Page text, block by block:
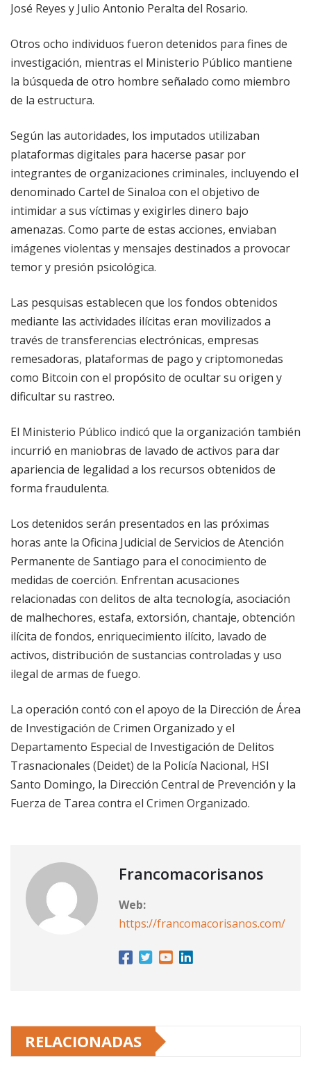
José Reyes y Julio Antonio Peralta del Rosario.
Otros ocho individuos fueron detenidos para fines de
investigación, mientras el Ministerio Público mantiene
la búsqueda de otro hombre señalado como miembro
de la estructura.
Según las autoridades, los imputados utilizaban
plataformas digitales para hacerse pasar por
integrantes de organizaciones criminales, incluyendo el
denominado Cartel de Sinaloa con el objetivo de
intimidar a sus víctimas y exigirles dinero bajo
amenazas. Como parte de estas acciones, enviaban
imágenes violentas y mensajes destinados a provocar
temor y presión psicológica.
Las pesquisas establecen que los fondos obtenidos
mediante las actividades ilícitas eran movilizados a
través de transferencias electrónicas, empresas
remesadoras, plataformas de pago y criptomonedas
como Bitcoin con el propósito de ocultar su origen y
dificultar su rastreo.
El Ministerio Público indicó que la organización también
incurrió en maniobras de lavado de activos para dar
apariencia de legalidad a los recursos obtenidos de
forma fraudulenta.
Los detenidos serán presentados en las próximas
horas ante la Oficina Judicial de Servicios de Atención
Permanente de Santiago para el conocimiento de
medidas de coerción. Enfrentan acusaciones
relacionadas con delitos de alta tecnología, asociación
de malhechores, estafa, extorsión, chantaje, obtención
ilícita de fondos, enriquecimiento ilícito, lavado de
activos, distribución de sustancias controladas y uso
ilegal de armas de fuego.
La operación contó con el apoyo de la Dirección de Área
de Investigación de Crimen Organizado y el
Departamento Especial de Investigación de Delitos
Trasnacionales (Deidet) de la Policía Nacional, HSI
Santo Domingo, la Dirección Central de Prevención y la
Fuerza de Tarea contra el Crimen Organizado.
Francomacorisanos
Web:
https://francomacorisanos.com/
RELACIONADAS